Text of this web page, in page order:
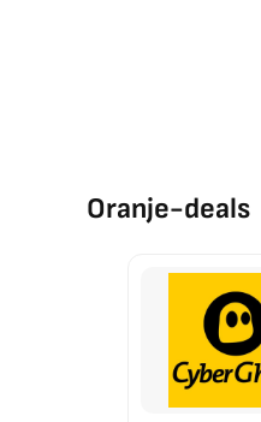
Oranje-deals